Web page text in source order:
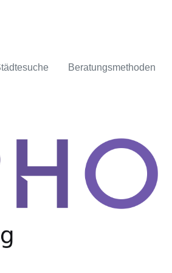
Beratungsmethoden